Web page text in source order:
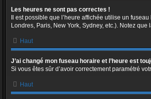
Les heures ne sont pas correctes !
Il est possible que l’heure affichée utilise un
Londres, Paris, New York, Sydney, etc.). Notez
Haut
J’ai changé mon fuseau horaire et l’heure est
Si vous êtes sûr d’avoir correctement paramétré
Haut